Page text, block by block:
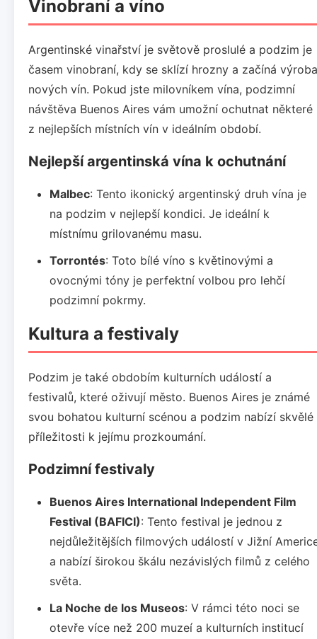
Vinobraní a víno
Argentinské vinařství je světově proslulé a podzim je
časem vinobraní, kdy se sklízí hrozny a začíná výroba
nových vín. Pokud jste milovníkem vína, podzimní
návštěva Buenos Aires vám umožní ochutnat některé
z nejlepších místních vín v ideálním období.
Nejlepší argentinská vína k ochutnání
Malbec: Tento ikonický argentinský druh vína je
na podzim v nejlepší kondici. Je ideální k
místnímu grilovanému masu.
Torrontés: Toto bílé víno s květinovými a
ovocnými tóny je perfektní volbou pro lehčí
podzimní pokrmy.
Kultura a festivaly
Podzim je také obdobím kulturních událostí a
festivalů, které oživují město. Buenos Aires je známé
svou bohatou kulturní scénou a podzim nabízí skvělé
příležitosti k jejímu prozkoumání.
Podzimní festivaly
Buenos Aires International Independent Film
Festival (BAFICI): Tento festival je jednou z
nejdůležitějších filmových událostí v Jižní
a nabízí širokou škálu nezávislých filmů z celého
světa.
La Noche de los Museos: V rámci této noci se
otevře více než 200 muzeí a kulturních institucí